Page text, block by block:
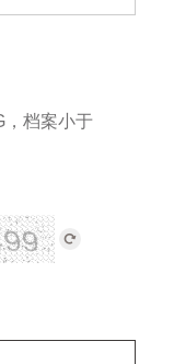
，档案小于